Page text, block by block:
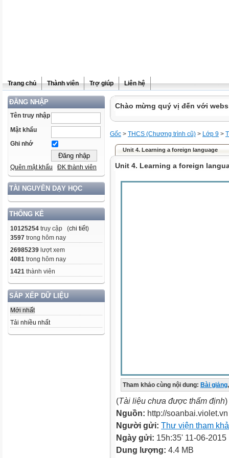
Trang chủ Thành viên Trợ giúp Liên hệ
ĐĂNG NHẬP
Tên truy nhập
Mật khẩu
Ghi nhớ
Quên mật khẩu ĐK thành viên
TÀI NGUYÊN DẠY HỌC
THỐNG KÊ
10125254 truy cập (chi tiết)
3597 trong hôm nay
26985239 lượt xem
4081 trong hôm nay
1421 thành viên
SẮP XẾP DỮ LIỆU
Mới nhất
Tải nhiều nhất
Chào mừng quý vị đến với
Gốc > THCS (Chương trình cũ) > Lớp 9 >
Unit 4. Learning a foreign language
Unit 4. Learning a foreign
Tham khảo cùng nội dung: Bài giảng,
(Tài liệu chưa được thẩm định)
Nguồn: http://soanbai.violet.vn
Người gửi: Thư viện tham
Ngày gửi: 15h:35' 11-06-2015
Dung lượng: 4.4 MB